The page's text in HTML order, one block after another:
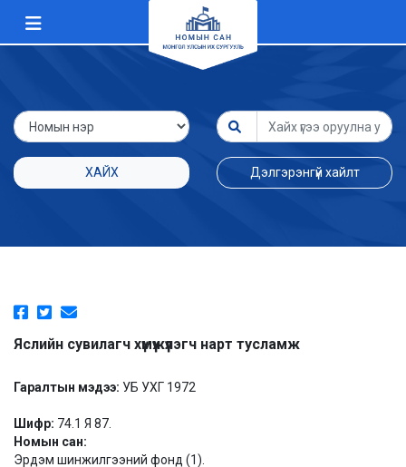
ХАЙХ Дэлгэрэнгүй хайлт
Яслийн сувилагч хүмүүжүүлэгч нарт тусламж
Гаралтын мэдээ: УБ УХГ 1972
Шифр: 74.1 Я 87.
Номын сан:
Эрдэм шинжилгээний фонд (1).